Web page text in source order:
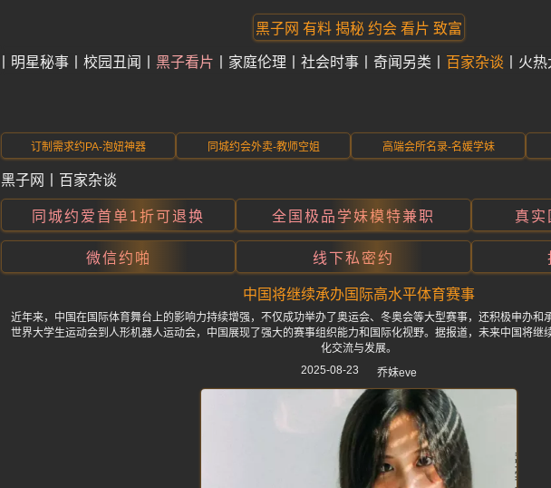
黑子网 有料 揭秘 约会 看片 致富
明星秘事 校园丑闻 黑子看片 家庭伦理 社会时事 奇闻另类 百家杂谈 火热
订制需求约PA-泡妞神器 同城约会外卖-教师空姐 高端会所名录-名媛学妹
黑子网 百家杂谈
同城约爱首单1折可退换 全国极品学妹模特兼职 真实
微信约啪 线下私密约
中国将继续承办国际高水平体育赛事
近年来，中国在国际体育舞台上的影响力持续增强，不仅成功举办了奥运会、冬奥会等大型赛事，还积极申办和
世界大学生运动会到人形机器人运动会，中国展现了强大的赛事组织能力和国际化视野。据报道，未来中国将继
化交流与发展。
2025-08-23
乔妹eve